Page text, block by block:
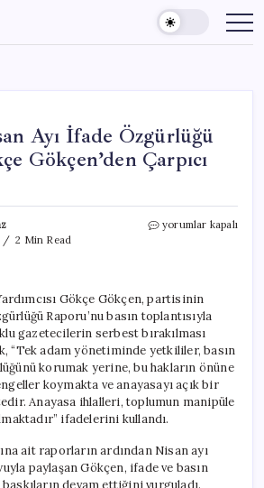
Ayı İfade Özgürlüğü
Gökçen’den Çarpıcı
2 Min Read
CHP’nin
Raporu:
Gökçe
Gökçen’den
Çarpıcı
Açıklamalar
yorumlar kapalı
Gökçe Gökçen, partisinin
Raporu’nu basın toplantısıyla
gazetecilerin serbest bırakılması
“Tek adam yönetiminde yetkililer, basın
korumak yerine, bu hakların önüne
koymakta ve anayasayı açık bir
Anayasa ihlalleri, toplumun manipüle
ifadelerini kullandı.
ait raporların ardından Nisan ayı
paylaşan Gökçen, ifade ve basın
devam ettiğini vurguladı.